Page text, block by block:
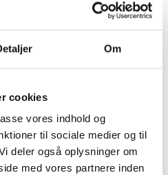
Om
cookies
vores indhold og
til sociale medier og til
deler også oplysninger om
med vores partnere inden
MEDICINSK UDSTYR.